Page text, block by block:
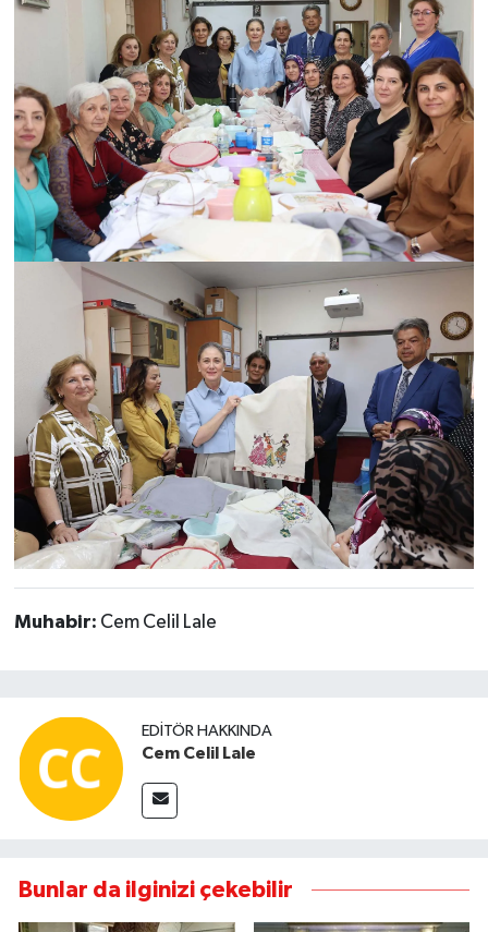
Muhabir: Cem Celil Lale
EDITÖR HAKKINDA
Cem Celil Lale
Bunlar da ilginizi çekebilir